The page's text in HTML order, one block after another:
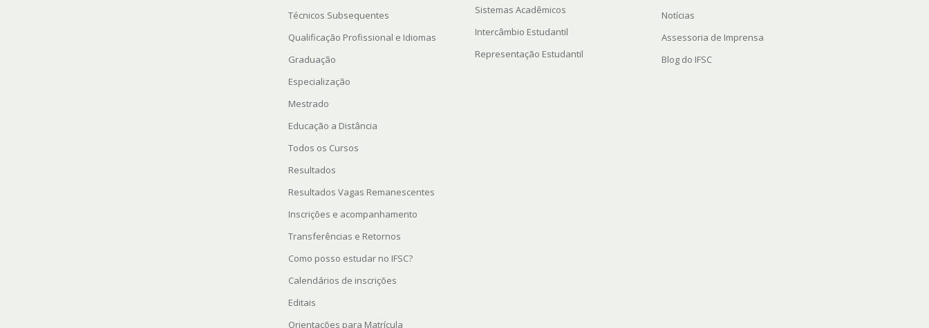
Técnicos Subsequentes
Qualificação Profissional e Idiomas
Graduação
Especialização
Mestrado
Educação a Distância
Todos os Cursos
Resultados
Resultados Vagas Remanescentes
Inscrições e acompanhamento
Transferências e Retornos
Como posso estudar no IFSC?
Calendários de inscrições
Editais
Orientações para Matrícula
Sistemas Acadêmicos
Intercâmbio Estudantil
Representação Estudantil
Notícias
Assessoria de Imprensa
Blog do IFSC